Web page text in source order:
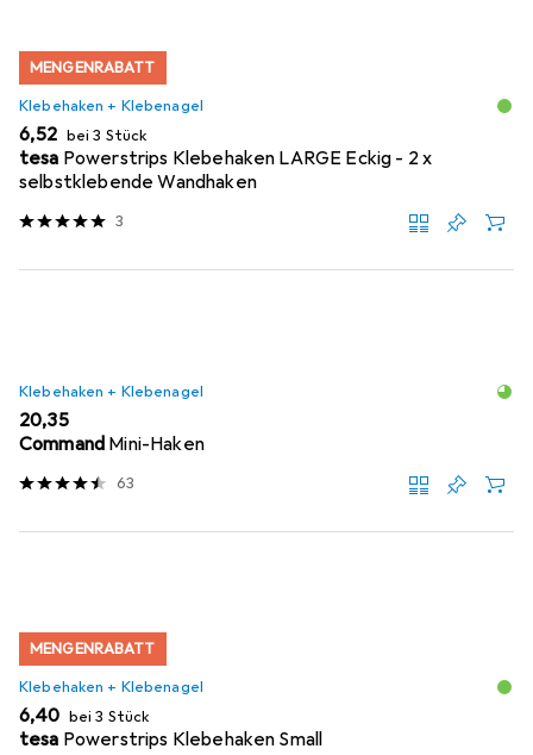
MENGENRABATT
Klebehaken + Klebenagel
EUR
6,52 bei 3 Stück
tesa Powerstrips Klebehaken LARGE Eckig - 2 x
selbstklebende Wandhaken
3
Klebehaken + Klebenagel
EUR
20,35
Command Mini-Haken
63
MENGENRABATT
Klebehaken + Klebenagel
EUR
6,40 bei 3 Stück
tesa Powerstrips Klebehaken Small